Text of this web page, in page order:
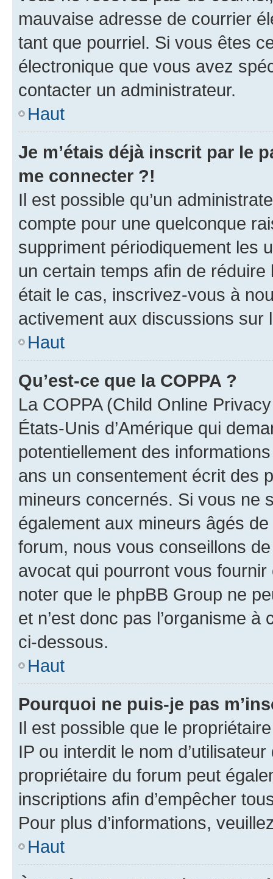
mauvaise adresse de courrier
tant que pourriel. Si vous êtes
électronique que vous avez
contacter un administrateur.
Haut
Je m’étais déjà inscrit par le
me connecter ?!
Il est possible qu’un
compte pour une quelconque
suppriment périodiquement les
un certain temps afin de
était le cas, inscrivez-vous à
activement aux discussions sur
Haut
Qu’est-ce que la COPPA ?
La COPPA (Child Online
États-Unis d’Amérique qui
potentiellement des
ans un consentement écrit des
mineurs concernés. Si vous ne
également aux mineurs âgés
forum, nous vous conseillons
avocat qui pourront vous
noter que le phpBB Group ne
et n’est donc pas l’organisme
ci-dessous.
Haut
Pourquoi ne puis-je pas
Il est possible que le
IP ou interdit le nom
propriétaire du forum peut
inscriptions afin d’empêcher
Pour plus d’informations,
Haut